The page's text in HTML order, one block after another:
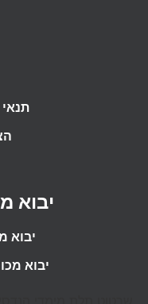
יבוא
יבוא
יבוא